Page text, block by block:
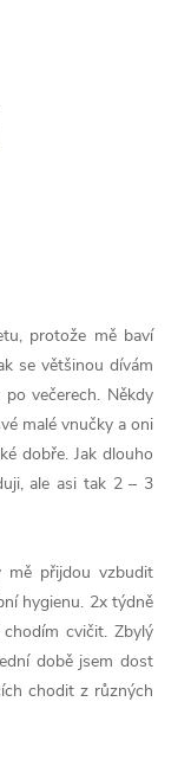
protože mě baví
se většinou dívám
večerech. Někdy
malé vnučky a oni
dobře. Jak dlouho
ale asi tak 2 – 3
mě přijdou vzbudit
hygienu. 2x týdně
cvičit. Zbylý
době jsem dost
chodit z různých